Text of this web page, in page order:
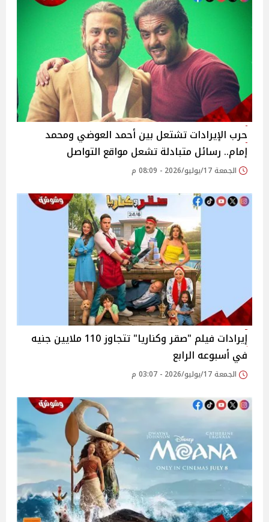
حرب الإيرادات تشتعل بين أحمد العوضي ومحمد
إمام.. رسائل متبادلة تشعل مواقع التواصل
الجمعة 17/يوليو/2026 - 08:09 م
إيرادات فيلم "صقر وكناريا" تتجاوز 110 ملايين جنيه
في أسبوعه الرابع
الجمعة 17/يوليو/2026 - 03:07 م